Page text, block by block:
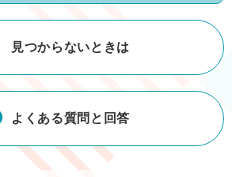
見つからないときは
よくある質問と回答